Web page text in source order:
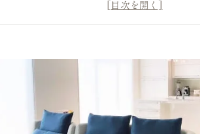
和モダン
まとめ